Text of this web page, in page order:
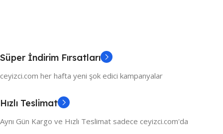
Süper İndirim Fırsatları
ceyizci.com her hafta yeni şok edici kampanyalar
Hızlı Teslimat
Aynı Gün Kargo ve Hızlı Teslimat sadece ceyizci.com'da